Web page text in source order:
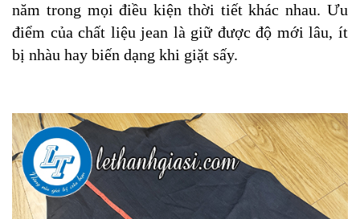
năm trong mọi điều kiện thời tiết khác nhau. Ưu
điểm của chất liệu jean là giữ được độ mới lâu, ít
bị nhàu hay biến dạng khi giặt sấy.